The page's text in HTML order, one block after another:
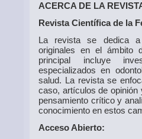
ACERCA DE LA
Revista Científica de la
La revista se dedica a
originales en el ámbito
principal incluye
especializados en
salud. La revista se
caso, artículos de
pensamiento crítico y
conocimiento en estos
Acceso Abierto: